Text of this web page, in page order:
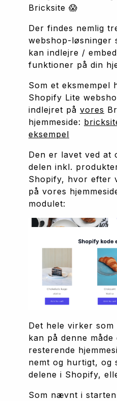
Bricksite 😱
Der findes nemlig
webshop-løsninger
kan indlejre /
funktioner på din
Som et eksmempel
Shopify Lite
indlejret på vores
hjemmeside:
eksempel
Den er lavet ved at
delen inkl.
Shopify, hvor efter
på vores
modulet:
Det hele virker
kan på denne måde
resterende
nemt og hurtigt, og
delene i Shopify,
Som nævnt i